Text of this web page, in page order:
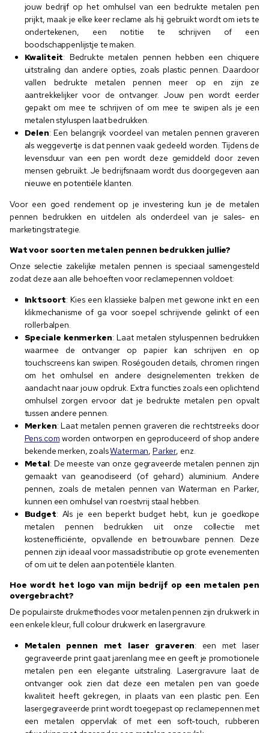
jouw bedrijf op het omhulsel van een bedrukte metalen pen
prijkt, maak je elke keer reclame als hij gebruikt wordt om iets te
ondertekenen, een notitie te schrijven of een
boodschappenlijstje te maken.
Kwaliteit: Bedrukte metalen pennen hebben een chiquere
uitstraling dan andere opties, zoals plastic pennen. Daardoor
vallen bedrukte metalen pennen meer op en zijn ze
aantrekkelijker voor de ontvanger. Jouw pen wordt eerder
gepakt om mee te schrijven of om mee te swipen als je een
metalen styluspen laat bedrukken.
Delen: Een belangrijk voordeel van metalen pennen graveren
als weggevertje is dat pennen vaak gedeeld worden. Tijdens de
levensduur van een pen wordt deze gemiddeld door zeven
mensen gebruikt. Je bedrijfsnaam wordt dus doorgegeven aan
nieuwe en potentiële klanten.
Voor een goed rendement op je investering kun je de metalen
pennen bedrukken en uitdelen als onderdeel van je sales- en
marketingstrategie.
Wat voor soorten metalen pennen bedrukken jullie?
Onze selectie zakelijke metalen pennen is speciaal samengesteld
zodat deze aan alle behoeften voor reclamepennen voldoet:
Inktsoort: Kies een klassieke balpen met gewone inkt en een
klikmechanisme of ga voor soepel schrijvende gelinkt of een
rollerbalpen.
Speciale kenmerken: Laat metalen styluspennen bedrukken
waarmee de ontvanger op papier kan schrijven en op
touchscreens kan swipen. Roségouden details, chromen ringen
om het omhulsel en andere designelementen trekken de
aandacht naar jouw opdruk. Extra functies zoals een oplichtend
omhulsel zorgen ervoor dat je bedrukte metalen pen opvalt
tussen andere pennen.
Merken: Laat metalen pennen graveren die rechtstreeks door
Pens.com worden ontworpen en geproduceerd of shop andere
bekende merken, zoalsWaterman,Parker, enz.
Metal: De meeste van onze gegraveerde metalen pennen zijn
gemaakt van geanodiseerd (of gehard) aluminium. Andere
pennen, zoals de metalen pennen van Waterman en Parker,
kunnen een omhulsel van roestvrij staal hebben.
Budget: Als je een beperkt budget hebt, kun je goedkope
metalen pennen bedrukken uit onze collectie met
kostenefficiënte, opvallende en betrouwbare pennen. Deze
pennen zijn ideaal voor massadistributie op grote evenementen
of om uit te delen aan potentiële klanten.
Hoe wordt het logo van mijn bedrijf op een metalen pen
overgebracht?
De populairste drukmethodes voor metalen pennen zijn drukwerk in
een enkele kleur, full colour drukwerk en lasergravure.
Metalen pennen met laser graveren: een met laser
gegraveerde print gaat jarenlang mee en geeft je promotionele
metalen pen een elegante uitstraling. Lasergravure laat de
ontvanger ook zien dat deze een metalen pen van goede
kwaliteit heeft gekregen, in plaats van een plastic pen. Een
lasergegraveerde print wordt toegepast op reclamepennen met
een metalen oppervlak of met een soft-touch, rubberen